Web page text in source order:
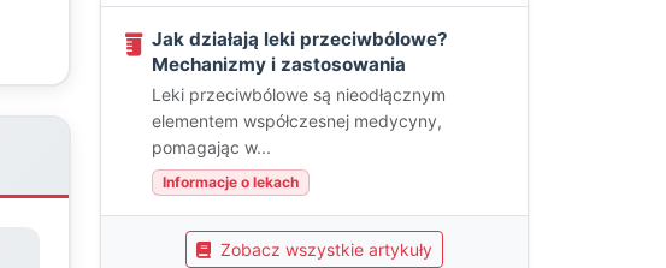
Jak działają leki przeciwbólowe?
Mechanizmy i zastosowania
Leki przeciwbólowe są nieodłącznym
elementem współczesnej medycyny,
pomagając w...
Informacje o lekach
Zobacz wszystkie artykuły